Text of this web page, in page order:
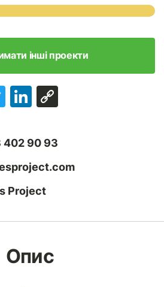
інші проекти
402 90 93
Project
Опис